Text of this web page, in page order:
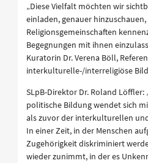
„Diese Vielfalt möchten wir
einladen, genauer
Religionsgemeinschaften
Begegnungen mit ihnen
Kuratorin Dr. Verena Böll,
interkulturelle-/interreligiöse
SLpB-Direktor Dr. Roland Löffler:
politische Bildung wendet sich
als zuvor der interkulturellen
In einer Zeit, in der Menschen
Zugehörigkeit diskriminiert
wieder zunimmt, in der es